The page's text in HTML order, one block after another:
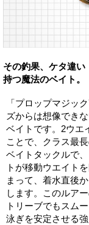
その釣果、ケタ違
持つ魔法のベイト。
「プロップマジッ
ズからは想像でき
ベイトです。2ウエ
ことで、クラス最
ベイトタックルで
トが移動ウエイト
まって、着水直後
します。このルア
トリーブでもスム
泳ぎを安定させる